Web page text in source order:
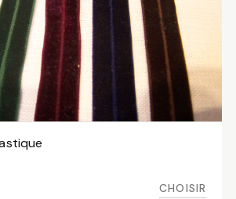
LES VARIANTES
CHOISIR